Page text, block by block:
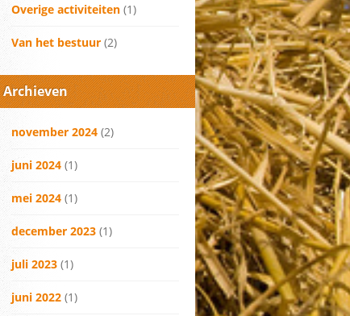
Overige activiteiten (1)
Van het bestuur (2)
Archieven
november 2024 (2)
juni 2024 (1)
mei 2024 (1)
december 2023 (1)
juli 2023 (1)
juni 2022 (1)